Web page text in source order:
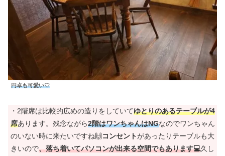
円卓も可愛い♡
・2階席は比較的広めの造りをしていてゆとりのあるテーブルが4
席あります。残念ながら2階はワンちゃんはNGなのでワンちゃん
のいない時に来たいですね🙌コンセントがあったりテーブルも大
きいので、落ち着いてパソコンが出来る空間でもあります💻久し